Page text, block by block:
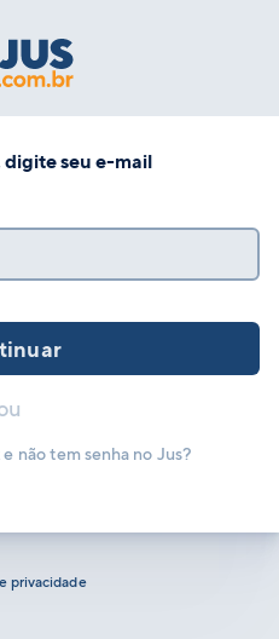
seu e-mail
não tem senha no Jus?
privacidade